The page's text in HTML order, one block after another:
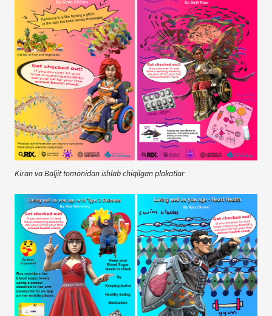
Kiran va Baljit tomonidan ishlab chiqilgan plakatlar